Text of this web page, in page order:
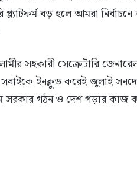
বড় হলে আমরা
সহকারী সেক্রেটারি
ইনক্লুড করেই জুলাই
সরকার গঠন ও দেশ গড়ার কাজ